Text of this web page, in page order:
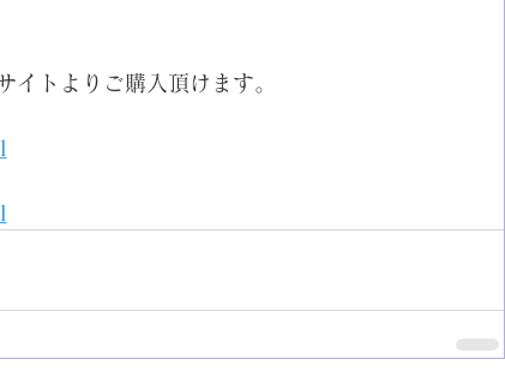
トよりご購入頂けます。